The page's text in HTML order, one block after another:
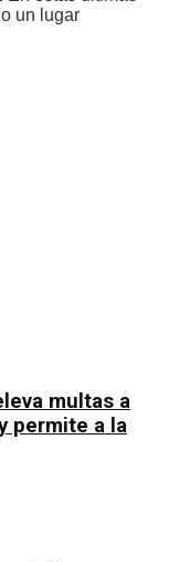
un lugar
multas a
permite a la